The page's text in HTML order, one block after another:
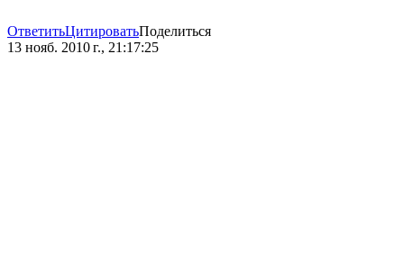
ОтветитьЦитироватьПоделиться
13 нояб. 2010 г., 21:17:25